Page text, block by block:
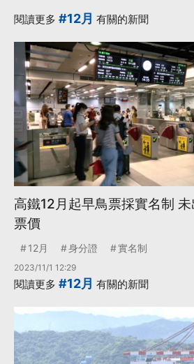
閱讀更多 #12月 有關的新聞
高鐵12月起早鳥票採實名制
票價
12月 身分證 實名制
2023/11/1 12:29
閱讀更多 #12月 有關的新聞